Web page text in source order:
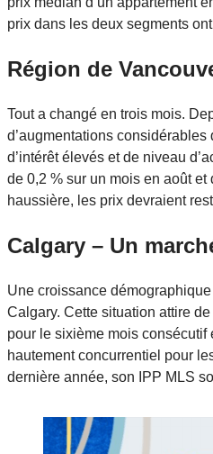
prix dans les deux segments
Région de
Tout a changé en trois mois.
d’augmentations
d’intérêt élevés et de niveau
de 0,2 % sur un mois en août
haussière, les prix devraient
Calgary – Un
Une croissance
Calgary. Cette situation attire
pour le sixième mois consécutif
hautement concurrentiel pour
dernière année, son IPP MLS